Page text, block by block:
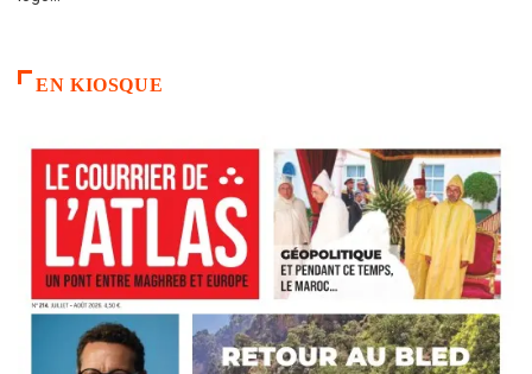
EN KIOSQUE